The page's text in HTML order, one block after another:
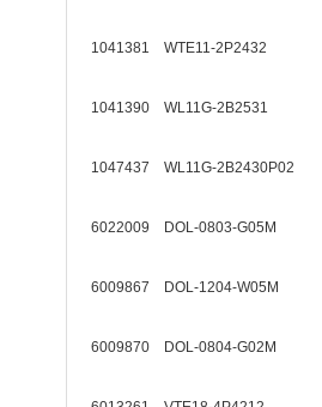
1041381 WTE11-2P2432
1041390 WL11G-2B2531
1047437 WL11G-2B2430P02
6022009 DOL-0803-G05M
6009867 DOL-1204-W05M
6009870 DOL-0804-G02M